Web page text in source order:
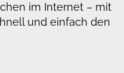
im Internet – mit
und einfach den